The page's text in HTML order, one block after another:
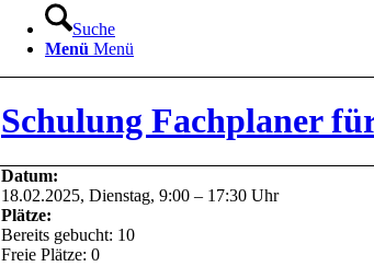
Suche
Menü Menü
Schulung Fachplaner
Datum:
18.02.2025, Dienstag, 9:00 – 17:30 Uhr
Plätze:
Bereits gebucht: 10
Freie Plätze: 0